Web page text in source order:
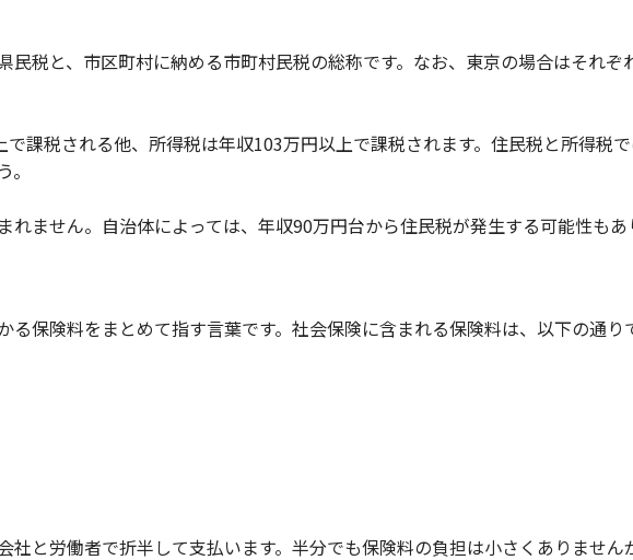
民税と、市区町村に納める市町村民税の総称です。なお、東京の場合はそれぞ
課税される他、所得税は年収103万円以上で課税されます。住民税と所得税
ません。自治体によっては、年収90万円台から住民税が発生する可能性もあ
保険料をまとめて指す言葉です。社会保険に含まれる保険料は、以下の通り
社と労働者で折半して支払います。半分でも保険料の負担は小さくありませ